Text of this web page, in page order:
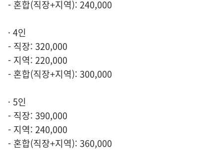
- 혼합(직장+지역): 240,000
· 4인
- 직장: 320,000
- 지역: 220,000
- 혼합(직장+지역): 300,000
· 5인
- 직장: 390,000
- 지역: 240,000
- 혼합(직장+지역): 360,000